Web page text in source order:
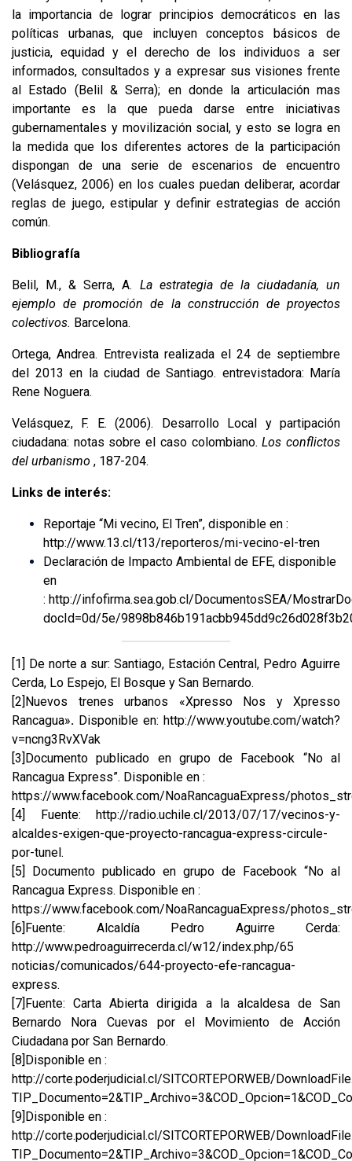
la importancia de lograr principios democráticos en las
políticas urbanas, que incluyen conceptos básicos de
justicia, equidad y el derecho de los individuos a ser
informados, consultados y a expresar sus visiones frente
al Estado (Belil & Serra); en donde la articulación mas
importante es la que pueda darse entre iniciativas
gubernamentales y movilización social, y esto se logra en
la medida que los diferentes actores de la participación
dispongan de una serie de escenarios de encuentro
(Velásquez, 2006) en los cuales puedan deliberar, acordar
reglas de juego, estipular y definir estrategias de acción
común.
Bibliografía
Belil, M., & Serra, A. La estrategia de la ciudadanía, un
ejemplo de promoción de la construcción de proyectos
colectivos. Barcelona.
Ortega, Andrea. Entrevista realizada el 24 de septiembre
del 2013 en la ciudad de Santiago. entrevistadora: María
Rene Noguera.
Velásquez, F. E. (2006). Desarrollo Local y partipación
ciudadana: notas sobre el caso colombiano.Los conflictos
del urbanismo , 187-204.
Links de interés:
Reportaje “Mi vecino, El Tren”, disponible en :
http://www.13.cl/t13/reporteros/mi-vecino-el-tren
Declaración de Impacto Ambiental de EFE, disponible
en
: http://infofirma.sea.gob.cl/DocumentosSEA/
docId=0d/5e/
[1] De norte a sur: Santiago, Estación Central, Pedro Aguirre
Cerda, Lo Espejo, El Bosque y San Bernardo.
[2]Nuevos trenes urbanos «Xpresso Nos y Xpresso
Rancagua». Disponible en: http://www.youtube.com/watch?
v=ncng3RvXVak
[3]Documento publicado en grupo de Facebook “No al
Rancagua Express”. Disponible en :
https://www.facebook.com/NoaRancaguaExpress/
[4]
Fuente: http://radio.uchile.cl/2013/07/17/vecinos-y-
alcaldes-exigen-que-proyecto-rancagua-express-circule-
por-tunel.
[5] Documento publicado en grupo de Facebook “No al
Rancagua Express. Disponible en :
https://www.facebook.com/NoaRancaguaExpress/
[6]Fuente: Alcaldía Pedro Aguirre Cerda:
http://www.pedroaguirrecerda.cl/w12/index.php/65
noticias/comunicados/644-proyecto-efe-rancagua-
express.
[7]Fuente: Carta Abierta dirigida a la alcaldesa de San
Bernardo Nora Cuevas por el Movimiento de Acción
Ciudadana por San Bernardo.
[8]Disponible en :
http://corte.poderjudicial.cl/SITCORTEPORWEB/
[9]Disponible en :
http://corte.poderjudicial.cl/SITCORTEPORWEB/